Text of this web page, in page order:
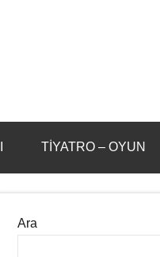
TİYATRO – OYUN
Ara